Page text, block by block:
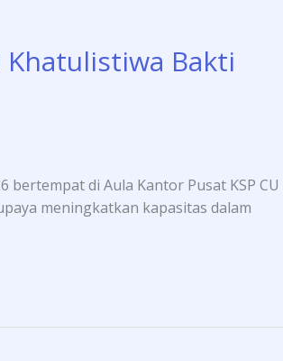
Khatulistiwa Bakti
bertempat di Aula Kantor Pusat KSP CU
meningkatkan kapasitas dalam